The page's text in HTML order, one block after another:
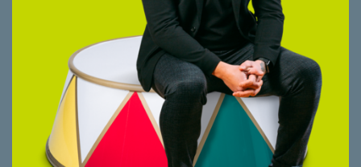
Gebäudetechnik verantwortlich. Ab 2021 in
der Bewirtschaftung von Immobilien im
Stockwerkeigentum und Mietwesen tätig.
Schnelle Sprints, weite Würfe, ein starkes
Team im Rücken – und dann der
entschlossene Touchdown. So geht das, mit
allem Respekt, stets freundlich, den Erfolg
des Kunden immer im Blick.